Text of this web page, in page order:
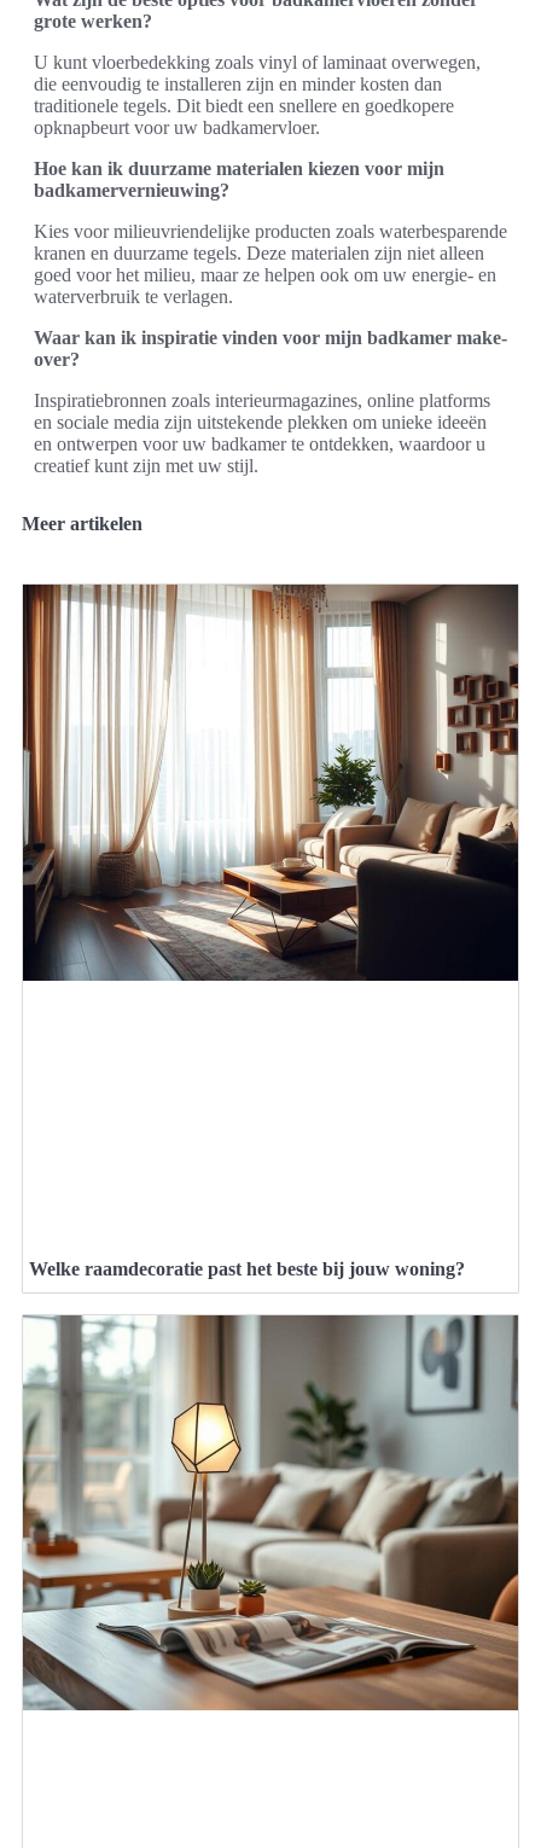
grote werken?
U kunt vloerbedekking zoals vinyl of laminaat overwegen,
die eenvoudig te installeren zijn en minder kosten dan
traditionele tegels. Dit biedt een snellere en goedkopere
opknapbeurt voor uw badkamervloer.
Hoe kan ik duurzame materialen kiezen voor mijn
badkamervernieuwing?
Kies voor milieuvriendelijke producten zoals waterbesparende
kranen en duurzame tegels. Deze materialen zijn niet alleen
goed voor het milieu, maar ze helpen ook om uw energie- en
waterverbruik te verlagen.
Waar kan ik inspiratie vinden voor mijn badkamer make-
over?
Inspiratiebronnen zoals interieurmagazines, online platforms
en sociale media zijn uitstekende plekken om unieke ideeën
en ontwerpen voor uw badkamer te ontdekken, waardoor u
creatief kunt zijn met uw stijl.
Meer artikelen
Welke raamdecoratie past het beste bij jouw woning?